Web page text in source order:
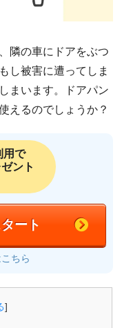
隣の車にドアをぶつ
し被害に遭ってしま
まいます。ドアパン
えるのでしょうか？
用で
ント
ート
ちら
]